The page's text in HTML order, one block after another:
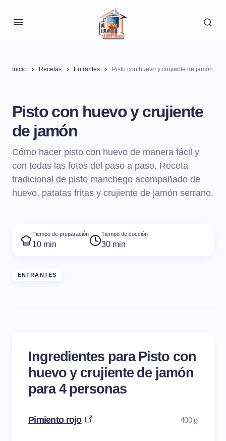
Inicio Recetas Entrantes Pisto con huevo y crujiente de jamón
Pisto con huevo y crujiente
de jamón
Cómo hacer pisto con huevo de manera fácil y
con todas las fotos del paso a paso. Receta
tradicional de pisto manchego acompañado de
huevo, patatas fritas y crujiente de jamón serrano.
Tiempo de preparación
10 min
Tiempo de cocción
30 min
ENTRANTES
Ingredientes para Pisto con
huevo y crujiente de jamón
para 4 personas
Pimiento rojo 400 g